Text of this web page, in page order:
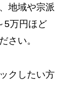
地域や宗派
5万円ほど
さい。
クしたい方